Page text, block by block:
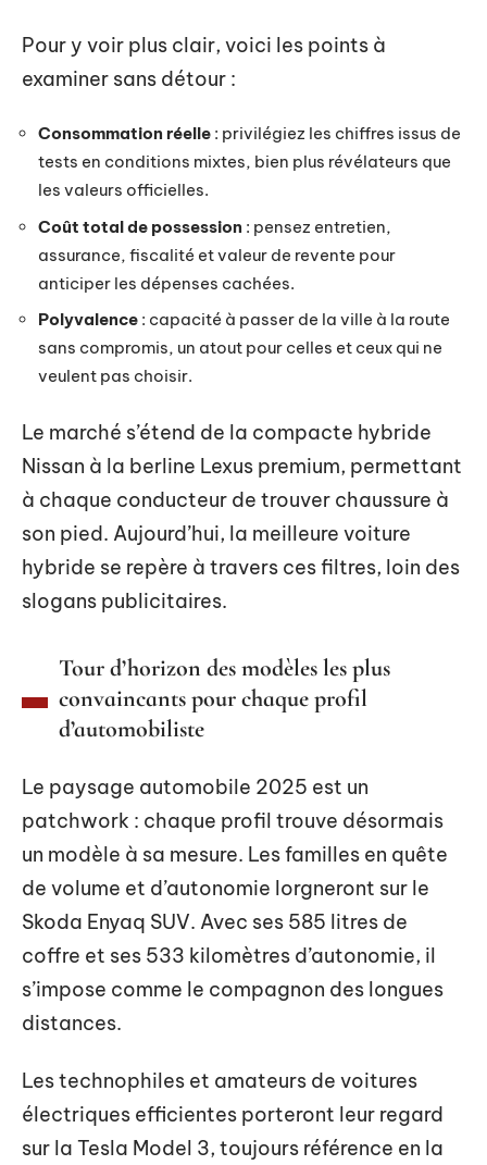
Pour y voir plus clair, voici les points à
examiner sans détour :
Consommation réelle : privilégiez les chiffres issus de
tests en conditions mixtes, bien plus révélateurs que
les valeurs officielles.
Coût total de possession : pensez entretien,
assurance, fiscalité et valeur de revente pour
anticiper les dépenses cachées.
Polyvalence : capacité à passer de la ville à la route
sans compromis, un atout pour celles et ceux qui ne
veulent pas choisir.
Le marché s’étend de la compacte hybride
Nissan à la berline Lexus premium, permettant
à chaque conducteur de trouver chaussure à
son pied. Aujourd’hui, la meilleure voiture
hybride se repère à travers ces filtres, loin des
slogans publicitaires.
Tour d’horizon des modèles les plus
convaincants pour chaque profil
d’automobiliste
Le paysage automobile 2025 est un
patchwork : chaque profil trouve désormais
un modèle à sa mesure. Les familles en quête
de volume et d’autonomie lorgneront sur le
Skoda Enyaq SUV. Avec ses 585 litres de
coffre et ses 533 kilomètres d’autonomie, il
s’impose comme le compagnon des longues
distances.
Les technophiles et amateurs de voitures
électriques efficientes porteront leur regard
sur la Tesla Model 3, toujours référence en la